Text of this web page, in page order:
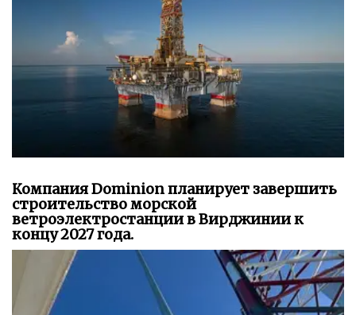
Компания Dominion планирует завершить
строительство морской
ветроэлектростанции в Вирджинии к
концу 2027 года.